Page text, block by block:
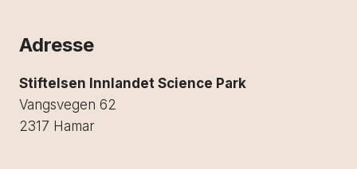
Adresse
Stiftelsen Innlandet Science Park
Vangsvegen 62
2317 Hamar